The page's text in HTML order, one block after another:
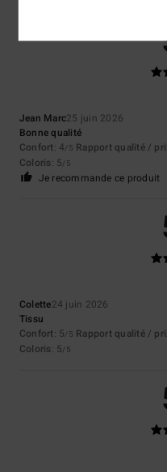
Jean Marc25 juin 2026
Bonne qualité
Confort: 4/5 Rapport qualité /
Coloris: 5/5
Je recommande ce produit
Colette24 juin 2026
Tissu
Confort: 5/5 Rapport qualité /
Coloris: 5/5